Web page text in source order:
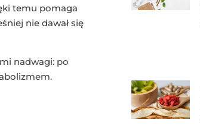
temu pomaga
nie dawał się
nadwagi: po